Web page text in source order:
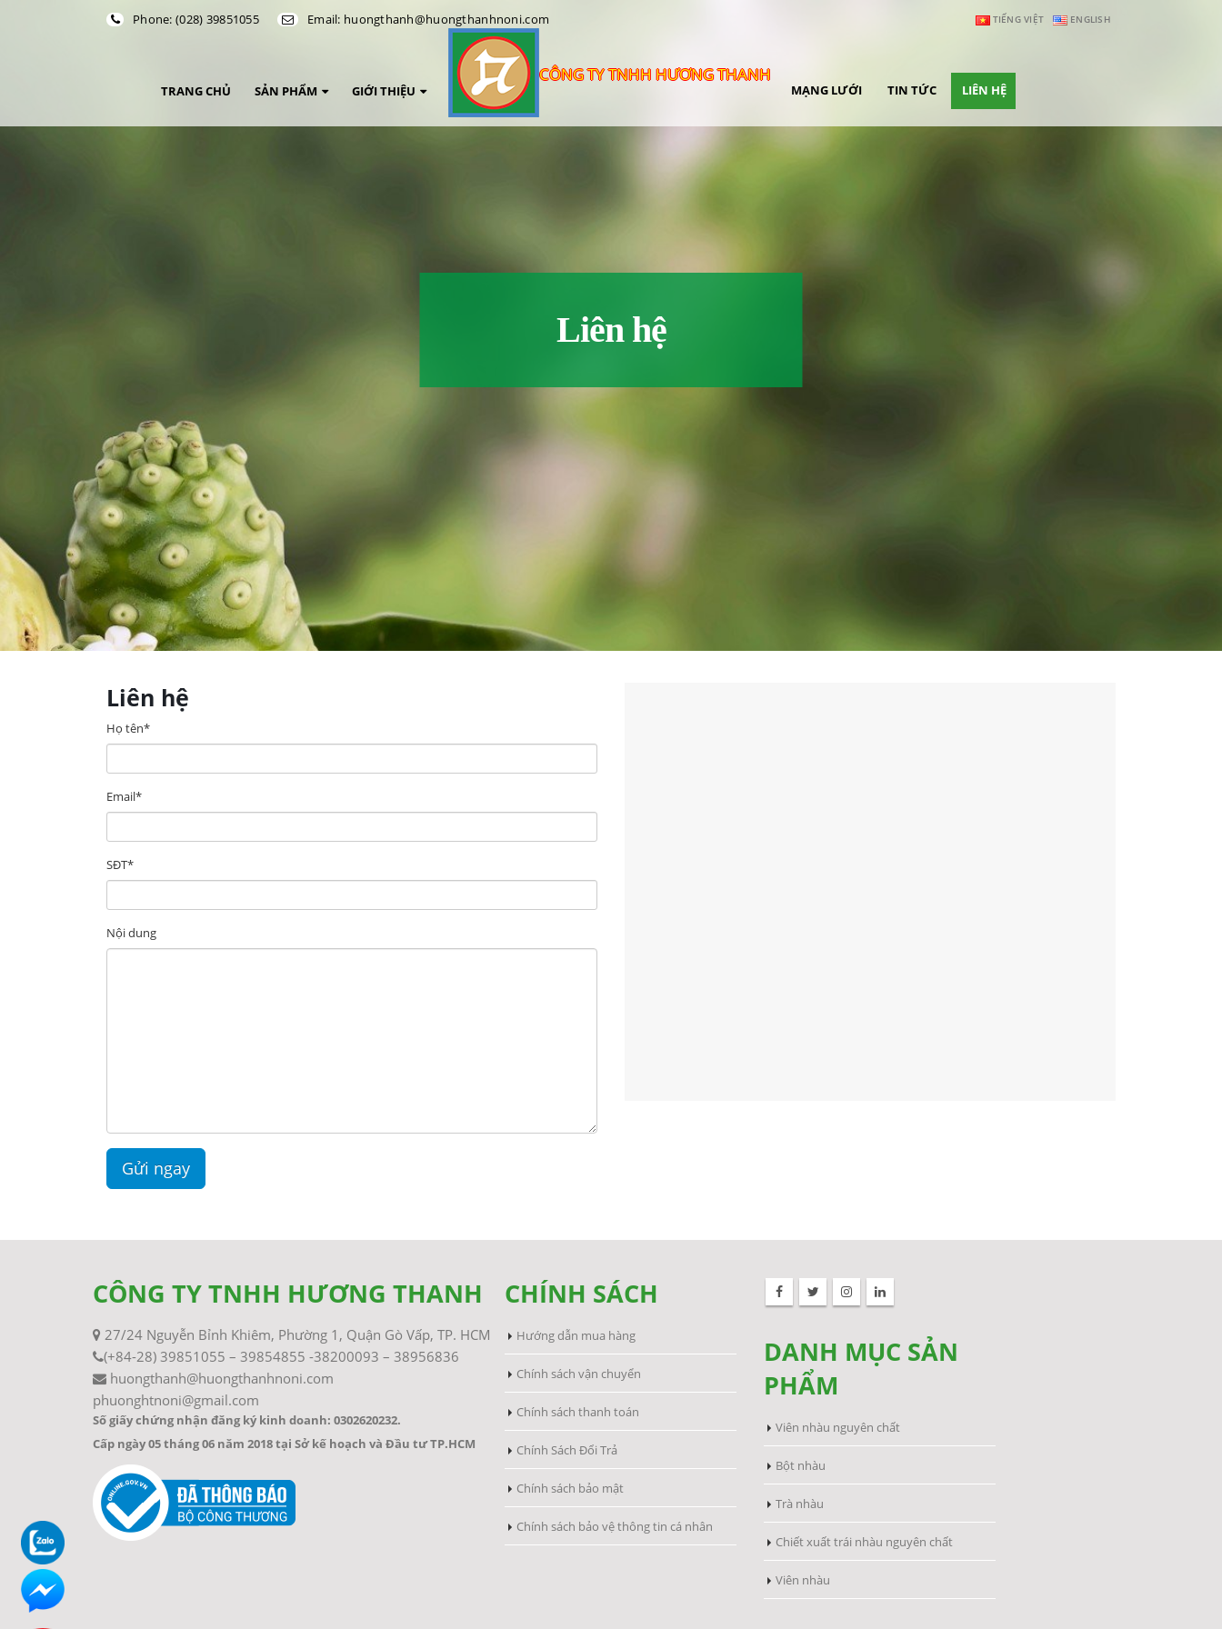
Phone: (028) 39851055 Email: huongthanh@huongthanhnoni.com TIẾNG VIỆT ENGLISH
TRANG CHỦ SẢN PHẨM GIỚI THIỆU
CÔNG TY TNHH HƯƠNG THANH
MẠNG LƯỚI TIN TỨC LIÊN HỆ
Liên hệ
Liên hệ
Họ tên*
Email*
SĐT*
Nội dung
CÔNG TY TNHH HƯƠNG THANH
27/24 Nguyễn Bỉnh Khiêm, Phường 1, Quận Gò Vấp, TP. HCM
(+84-28) 39851055 – 39854855 -38200093 – 38956836
huongthanh@huongthanhnoni.com
phuonghtnoni@gmail.com
Số giấy chứng nhận đăng ký kinh doanh: 0302620232.
Cấp ngày 05 tháng 06 năm 2018 tại Sở kế hoạch và Đầu tư TP.HCM
CHÍNH SÁCH
Hướng dẫn mua hàng
Chính sách vận chuyển
Chính sách thanh toán
Chính Sách Đổi Trả
Chính sách bảo mật
Chính sách bảo vệ thông tin cá nhân
DANH MỤC SẢN
PHẨM
Viên nhàu nguyên chất
Bột nhàu
Trà nhàu
Chiết xuất trái nhàu nguyên chất
Viên nhàu